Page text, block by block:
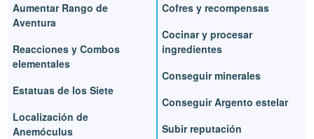
Aumentar Rango de
Aventura
Reacciones y Combos
elementales
Estatuas de los Siete
Localización de
Anemóculus
Cofres y recompensas
Cocinar y procesar
ingredientes
Conseguir minerales
Conseguir Argento estelar
Subir reputación